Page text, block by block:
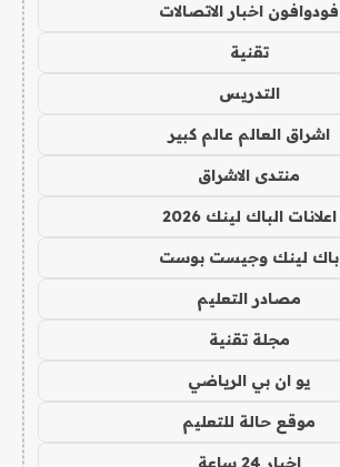
فودوافون اخبار الاتصالات
تقنية
التدريس
اشراق العالم عالم كبير
منتدى الاشراق
اعلانات الباك لينك 2026
باك لينك وجيست بوست
مصادر التعليم
مجلة تقنية
يو ان بي الرياضي
موقع حالة للتعليم
اخبار 24 ساعة